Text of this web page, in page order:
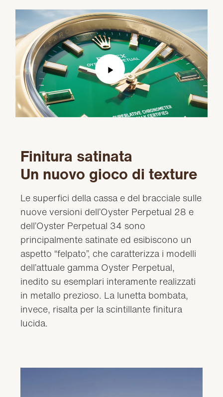
Play
Video
Finitura satinata
Un nuovo gioco di texture
Le superfici della cassa e del bracciale sulle
nuove versioni dell’Oyster Perpetual 28 e
dell’Oyster Perpetual 34 sono
principalmente satinate ed esibiscono un
aspetto “felpato”, che caratterizza i modelli
dell’attuale gamma Oyster Perpetual,
inedito su esemplari interamente realizzati
in metallo prezioso. La lunetta bombata,
invece, risalta per la scintillante finitura
lucida.